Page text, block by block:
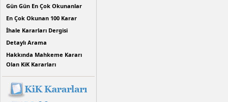
Gün Gün En Çok Okunanlar
En Çok Okunan 100 Karar
İhale Kararları Dergisi
Detaylı Arama
Hakkında Mahkeme Kararı
Olan KiK Kararları